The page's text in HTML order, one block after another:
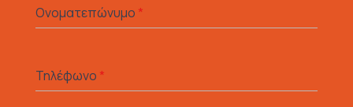
Ονοματεπώνυμο *
Τηλέφωνο *